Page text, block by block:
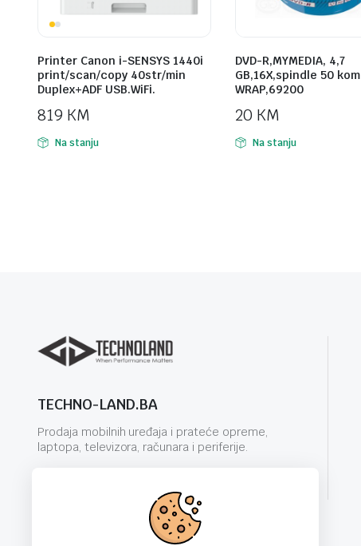
Printer Canon i-SENSYS 1440i
print/scan/copy 40str/min
Duplex+ADF USB.WiFi.
819 KM
Na stanju
DVD-R,MYMEDIA, 4,7
GB,16X,spindle 50 kom
WRAP,69200
20 KM
Na stanju
TECHNO-LAND.BA
Prodaja mobilnih uređaja i prateće opreme,
laptopa, televizora, računara i periferije.